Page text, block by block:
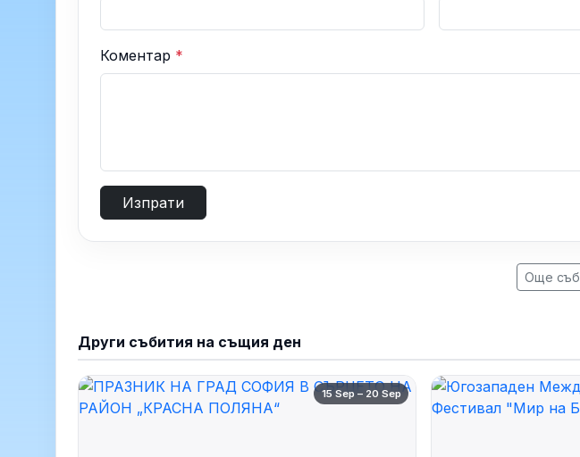
Коментар *
Изпрати
Още
Други събития на същия ден
15 Sep – 20 Sep